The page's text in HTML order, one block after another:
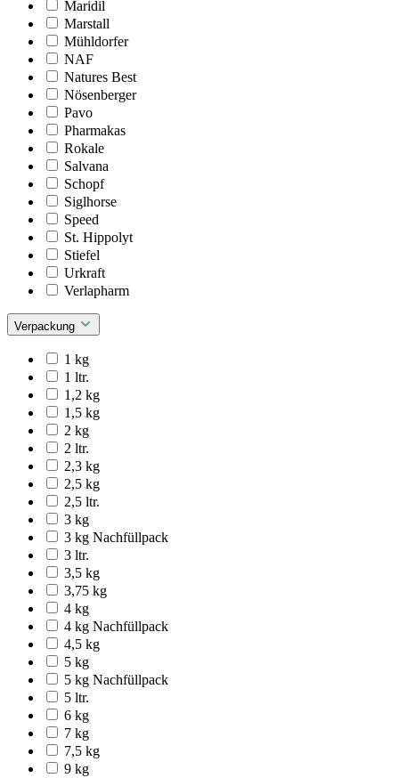
Maridil
Marstall
Mühldorfer
NAF
Natures Best
Nösenberger
Pavo
Pharmakas
Rokale
Salvana
Schopf
Siglhorse
Speed
St. Hippolyt
Stiefel
Urkraft
Verlapharm
Verpackung
1 kg
1 ltr.
1,2 kg
1,5 kg
2 kg
2 ltr.
2,3 kg
2,5 kg
2,5 ltr.
3 kg
3 kg Nachfüllpack
3 ltr.
3,5 kg
3,75 kg
4 kg
4 kg Nachfüllpack
4,5 kg
5 kg
5 kg Nachfüllpack
5 ltr.
6 kg
7 kg
7,5 kg
9 kg